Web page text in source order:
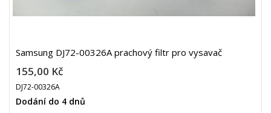
Samsung DJ72-00326A prachový filtr pro vysavač
155,00 Kč
DJ72-00326A
Dodání do 4 dnů